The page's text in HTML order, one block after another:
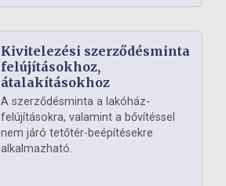
Kivitelezési szerződésminta
felújításokhoz,
átalakításokhoz
A szerződésminta a lakóház-
felújításokra, valamint a bővítéssel
nem járó tetőtér-beépítésekre
alkalmazható.